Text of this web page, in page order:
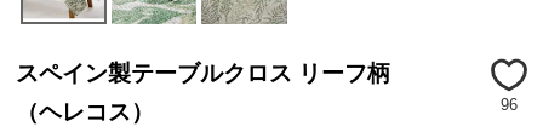
スペイン製テーブルクロス リーフ柄
（ヘレコス）
96